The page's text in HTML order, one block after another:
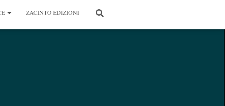
ZACINTO EDIZIONI